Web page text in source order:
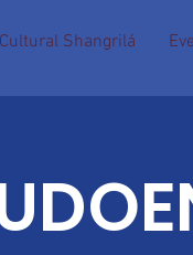
Shangrilá